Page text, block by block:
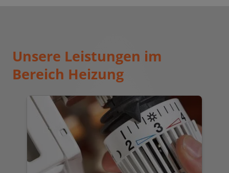
Unsere Leistungen im
Bereich Heizung